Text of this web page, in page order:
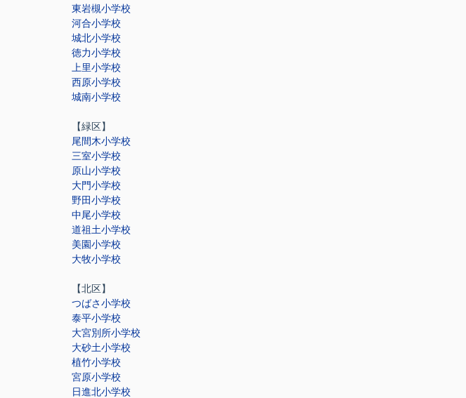
東岩槻小学校
河合小学校
城北小学校
徳力小学校
上里小学校
西原小学校
城南小学校
【緑区】
尾間木小学校
三室小学校
原山小学校
大門小学校
野田小学校
中尾小学校
道祖土小学校
美園小学校
大牧小学校
【北区】
つばさ小学校
泰平小学校
大宮別所小学校
大砂土小学校
植竹小学校
宮原小学校
日進北小学校